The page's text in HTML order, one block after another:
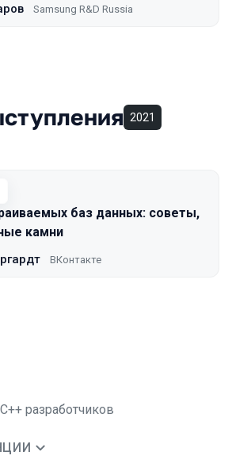
Samsung R&D Russia
2021
баз данных: советы,
камни
ВКонтакте
разработчиков